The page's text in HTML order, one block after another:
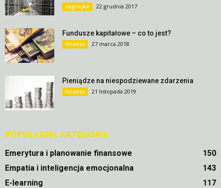
Logistyka 22 grudnia 2017
Fundusze kapitałowe – co to jest?
Finanse 27 marca 2018
Pieniądze na niespodziewane zdarzenia
Finanse 21 listopada 2019
POPULARNE KATEGORIE
Emerytura i planowanie finansowe
150
Empatia i inteligencja emocjonalna
143
E-learning
117